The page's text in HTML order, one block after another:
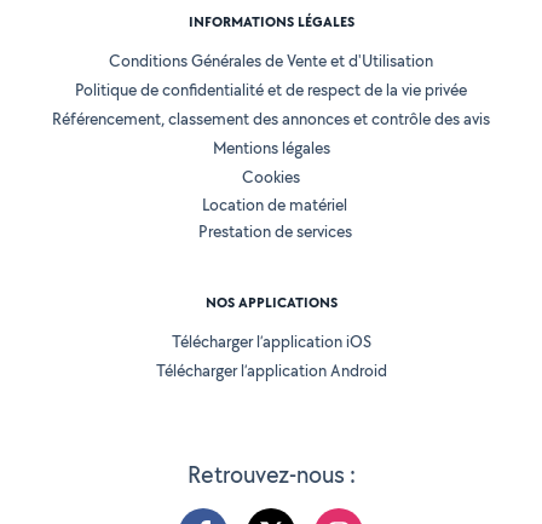
Retrouvez-nous :
INFORMATIONS LÉGALES
Conditions Générales de Vente et d'Utilisation
Politique de confidentialité et de respect de la vie privée
Référencement, classement des annonces et contrôle des avis
Mentions légales
Cookies
Location de matériel
Prestation de services
NOS APPLICATIONS
Télécharger l’application iOS
Télécharger l’application Android